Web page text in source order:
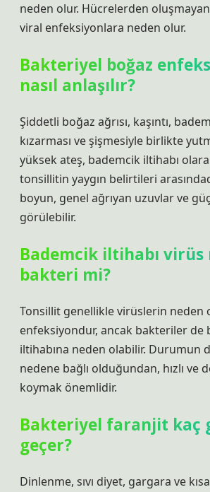
neden olur. Hücrelerden
viral enfeksiyonlara neden olur.
Bakteriyel boğaz
nasıl anlaşılır?
Şiddetli boğaz ağrısı, kaşıntı,
kızarması ve şişmesiyle birlikte
yüksek ateş, bademcik iltihabı
tonsillitin yaygın belirtileri
boyun, genel ağrıyan uzuvlar ve
görülebilir.
Bademcik iltihabı virüs
bakteri mi?
‌‌Tonsillit genellikle virüslerin neden
enfeksiyondur, ancak bakteriler de
iltihabına neden olabilir. Durumun
nedene bağlı olduğundan, hızlı ve
koymak önemlidir.
Bakteriyel faranjit kaç
geçer?
Dinlenme, sıvı diyet, gargara ve